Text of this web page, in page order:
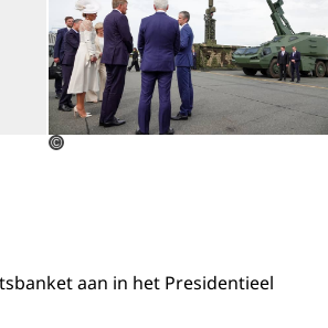
©
aan in het Presidentieel